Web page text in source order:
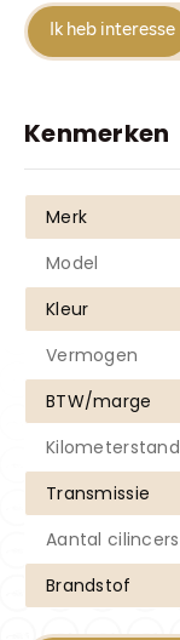
Ik heb interesse
Kenmerken
Merk
Model
Kleur
Vermogen
BTW/marge
Kilometerstand
Transmissie
Aantal cilincers
Brandstof